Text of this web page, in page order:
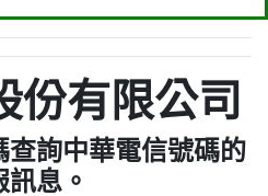
份有限公司
詢中華電信號碼的
訊息。